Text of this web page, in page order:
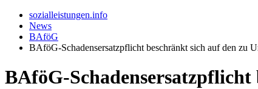
sozialleistungen.info
News
BAföG
BAföG-Schadensersatzpflicht beschränkt sich auf den zu
BAföG-